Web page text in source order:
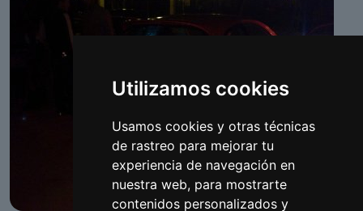
Utilizamos cookies
Usamos cookies y otras técnicas
de rastreo para mejorar tu
experiencia de navegación en
nuestra web, para mostrarte
contenidos personalizados y